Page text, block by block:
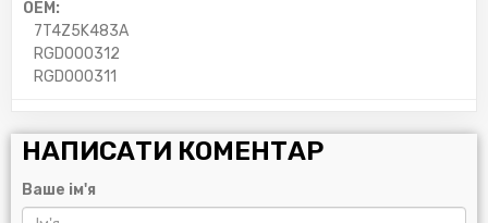
OEM:
7T4Z5K483A
RGD000312
RGD000311
НАПИСАТИ КОМЕНТАР
Ваше ім'я